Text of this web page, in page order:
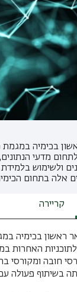
בכימיה
מדעי
ולשימוש
אלה בתחום
קריירה
ראשון בכימיה
האחרות
חובה ומקורסי